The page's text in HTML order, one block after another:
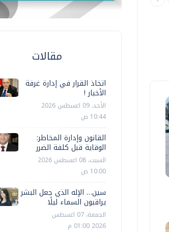
مقالات
اتخاذ القرار في إدارة غرفة
الأخبار !
الأحد، 09 اغسطس 2026
10:44 ص
القانون وإدارة المخاطر:
الوقاية قبل كلفة الضرر
السبت، 08 اغسطس 2026
10:00 ص
سين… الإله الذي جعل البشر
يراقبون السماء ليلًا
الجمعة، 07 اغسطس
2026 01:00 م